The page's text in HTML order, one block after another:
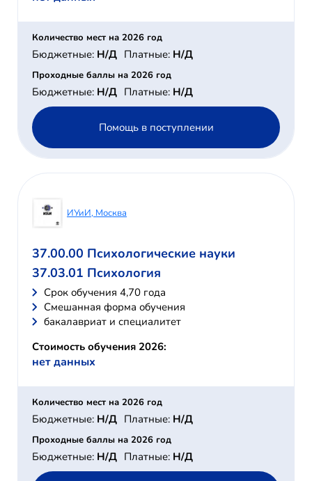
Количество мест на 2026 год
Бюджетные: Н/Д Платные: Н/Д
Проходные баллы на 2026 год
Бюджетные: Н/Д Платные: Н/Д
Помощь в поступлении
ИУиИ, Москва
37.00.00 Психологические науки
37.03.01 Психология
Cрок обучения 4,70 года
Смешанная форма обучения
бакалавриат и специалитет
Стоимость обучения 2026:
нет данных
Количество мест на 2026 год
Бюджетные: Н/Д Платные: Н/Д
Проходные баллы на 2026 год
Бюджетные: Н/Д Платные: Н/Д